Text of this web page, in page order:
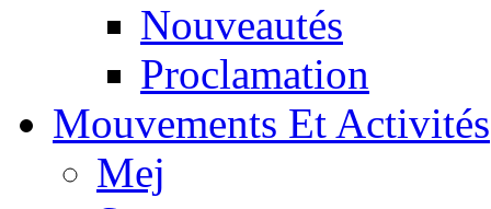
Nouveautés
Proclamation
Mouvements Et Activités
Mej